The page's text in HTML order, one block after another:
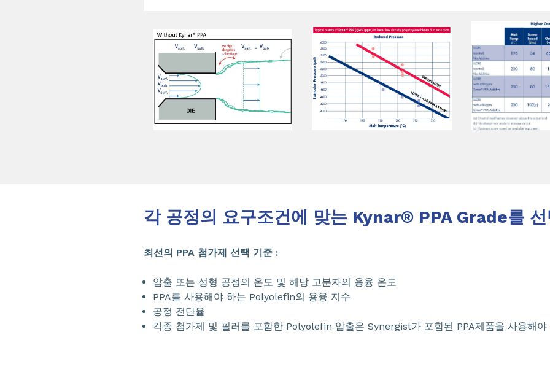
각 공정의 요구조건에 맞는 Kynar® PPA Grade를
최선의 PPA 첨가제 선택 기준 :
압출 또는 성형 공정의 온도 및 해당 고분자의 용융 온도
PPA를 사용해야 하는 Polyolefin의 용융 지수
공정 전단율
각종 첨가제 및 필러를 포함한 Polyolefin 압출은 Synergist가 포함된 PPA제품을 사용해